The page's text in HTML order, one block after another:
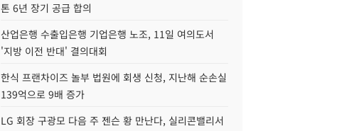
톤 6년 장기 공급 합의
산업은행 수출입은행 기업은행 노조, 11일 여의도서
'지방 이전 반대' 결의대회
한식 프랜차이즈 놀부 법원에 회생 신청, 지난해 순손실
139억으로 9배 증가
LG 회장 구광모 다음 주 젠슨 황 만난다, 실리콘밸리서